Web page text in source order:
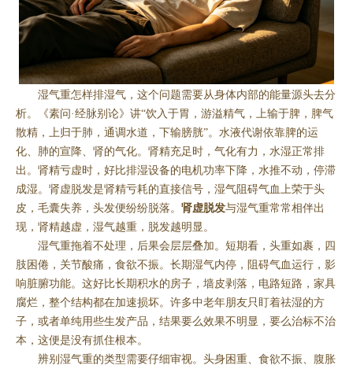
湿气重怎样排湿气，这个问题需要从身体内部的能量源头去分
析。《素问·经脉别论》讲“饮入于胃，游溢精气，上输于脾，脾气
散精，上归于肺，通调水道，下输膀胱”。水液代谢依靠脾的运
化、肺的宣降、肾的气化。肾精充足时，气化有力，水湿正常排
出。肾精亏虚时，好比排湿设备的电机功率下降，水推不动，停滞
成湿。肾虚脱发是肾精亏耗的直接信号，湿气阻碍气血上荣于头
皮，毛囊失养，头发便纷纷脱落。 肾虚脱发与湿气重常常相伴出
现，肾精越虚，湿气越重，脱发越明显。
湿气重拖着不处理，后果会层层叠加。短期看，头重如裹，四
肢困倦，关节酸痛，食欲不振。长期湿气内停，阻碍气血运行，影
响脏腑功能。这好比长期积水的房子，墙皮剥落，电路短路，家具
腐烂，整个结构都在加速损坏。许多中老年朋友只盯着祛湿的方
子，或者单纯用些生发产品，结果要么效果不明显，要么治标不治
本，这便是没有抓住根本。
辨别湿气重的类型需要仔细审视。头身困重、食欲不振、腹胀